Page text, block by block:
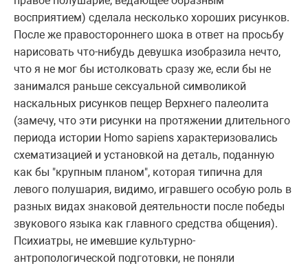
восприятием) сделала несколько хороших рисунков.
После же правостороннего шока в ответ на просьбу
нарисовать что-нибудь девушка изобразила нечто,
что я не мог бы истолковать сразу же, если бы не
занимался раньше сексуальной символикой
наскальных рисунков пещер Верхнего палеолита
(замечу, что эти рисунки на протяжении длительного
периода истории Homo sapiens характеризовались
схематизацией и установкой на деталь, поданную
как бы "крупным планом", которая типична для
левого полушария, видимо, игравшего особую роль в
разных видах знаковой деятельности после победы
звукового языка как главного средства общения).
Психиатры, не имевшие культурно-
антропологической подготовки, не поняли